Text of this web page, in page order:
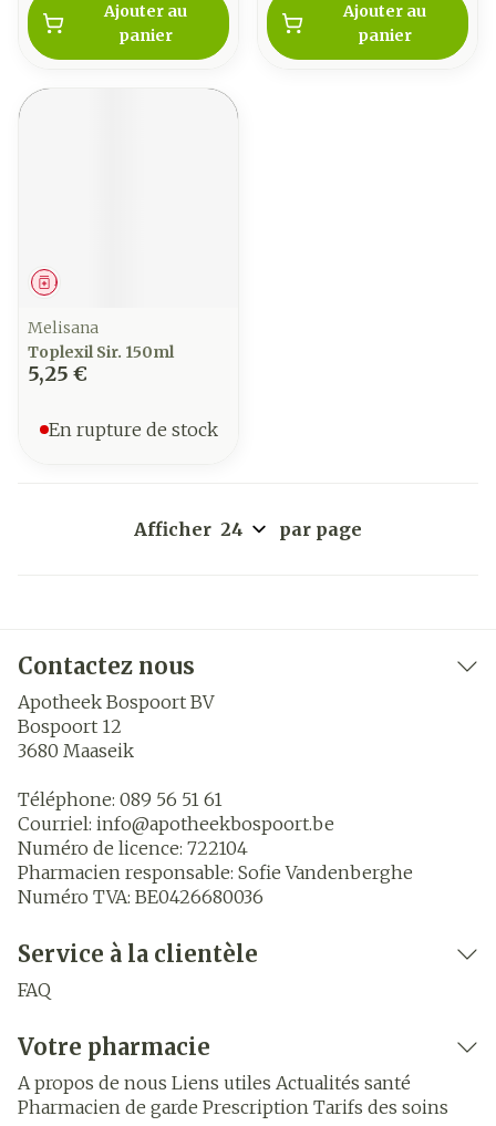
Ajouter au
panier
Ajouter au
panier
Médicament
Melisana
Toplexil Sir. 150ml
5,25 €
En rupture de stock
Afficher par page
Contactez nous
Apotheek Bospoort BV
Bospoort 12
3680 Maaseik
Téléphone: 089 56 51 61
Courriel: info@apotheekbospoort.be
Numéro de licence: 722104
Pharmacien responsable: Sofie Vandenberghe
Numéro TVA: BE0426680036
Service à la clientèle
FAQ
Votre pharmacie
A propos de nous Liens utiles Actualités santé
Pharmacien de garde Prescription Tarifs des soins